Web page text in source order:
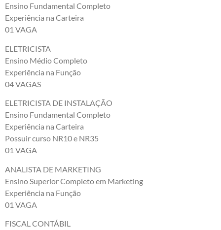
Ensino Fundamental Completo
Experiência na Carteira
01 VAGA
ELETRICISTA
Ensino Médio Completo
Experiência na Função
04 VAGAS
ELETRICISTA DE INSTALAÇÃO
Ensino Fundamental Completo
Experiência na Carteira
Possuir curso NR10 e NR35
01 VAGA
ANALISTA DE MARKETING
Ensino Superior Completo em Marketing
Experiência na Função
01 VAGA
FISCAL CONTÁBIL